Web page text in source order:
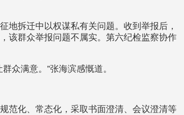
地拆迁中以权谋私有关问题。收到举报后，
该群众举报问题不属实。第六纪检监察协作
众满意。”张海滨感慨道。
范化、常态化，采取书面澄清、会议澄清等